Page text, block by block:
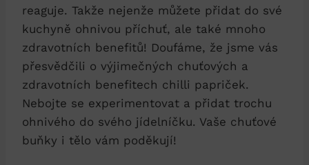
reaguje. Takže nejenže můžete přidat do své
kuchyně ohnivou příchuť, ale také mnoho
zdravotních benefitů! Doufáme, že jsme vás
přesvědčili o výjimečných chuťových a
zdravotních benefitech chilli papriček.
Nebojte se experimentovat a přidat trochu
ohnivého do svého jídelníčku. Vaše chuťové
buňky i tělo vám poděkují!